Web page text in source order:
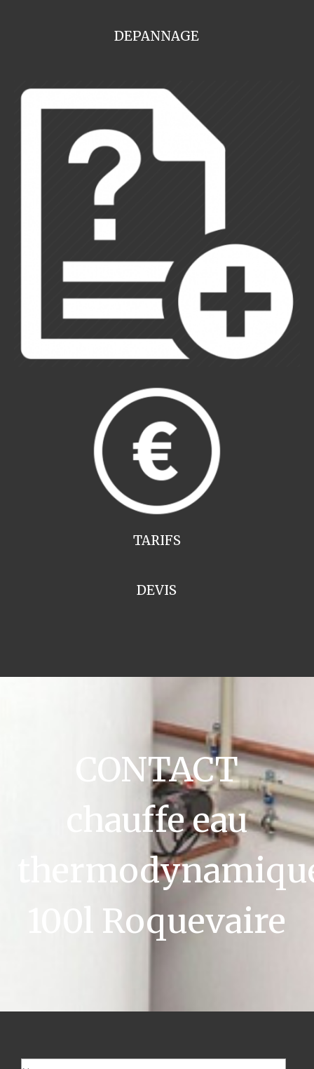
DEPANNAGE
TARIFS
DEVIS
CONTACT
chauffe eau
100l Roquevaire